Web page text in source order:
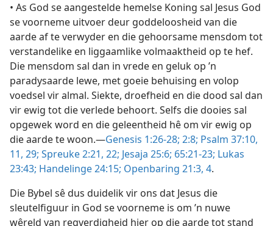
• As God se aangestelde hemelse Koning sal Jesus God
se voorneme uitvoer deur goddeloosheid van die
aarde af te verwyder en die gehoorsame mensdom tot
verstandelike en liggaamlike volmaaktheid op te hef.
Die mensdom sal dan in vrede en geluk op ’n
paradysaarde lewe, met goeie behuising en volop
voedsel vir almal. Siekte, droefheid en die dood sal dan
vir ewig tot die verlede behoort. Selfs die dooies sal
opgewek word en die geleentheid hê om vir ewig op
die aarde te woon.—Genesis 1:26-28; 2:8; Psalm 37:10,
11, 29; Spreuke 2:21, 22; Jesaja 25:6; 65:21-23; Lukas
23:43; Handelinge 24:15; Openbaring 21:3, 4.
Die Bybel sê dus duidelik vir ons dat Jesus die
sleutelfiguur in God se voorneme is om ’n nuwe
wêreld van regverdigheid hier op die aarde tot stand